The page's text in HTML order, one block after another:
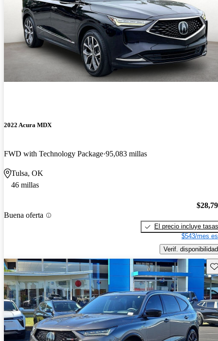
2022 Acura MDX
FWD with Technology Package 95,083 millas
Tulsa, OK
46 millas
Buena oferta
El precio incluye tasas
$543/mes
Verif. disponibilidad